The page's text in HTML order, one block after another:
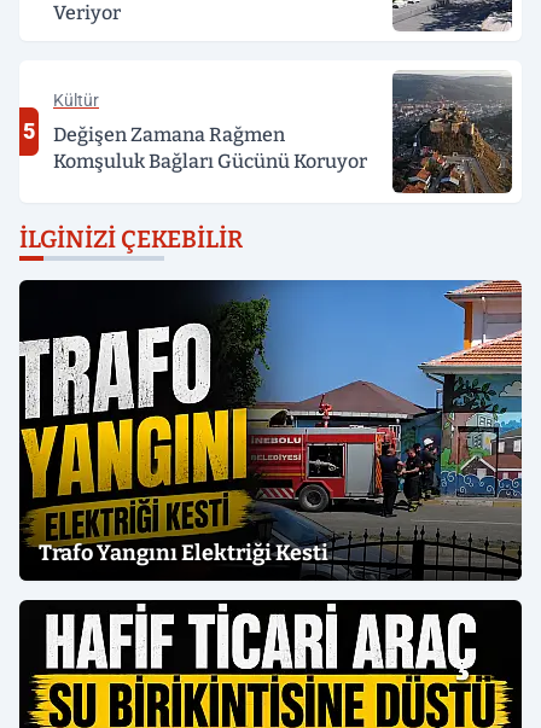
Veriyor
5
Kültür
Değişen Zamana Rağmen
Komşuluk Bağları Gücünü Koruyor
İLGINIZI ÇEKEBILIR
Trafo Yangını Elektriği Kesti